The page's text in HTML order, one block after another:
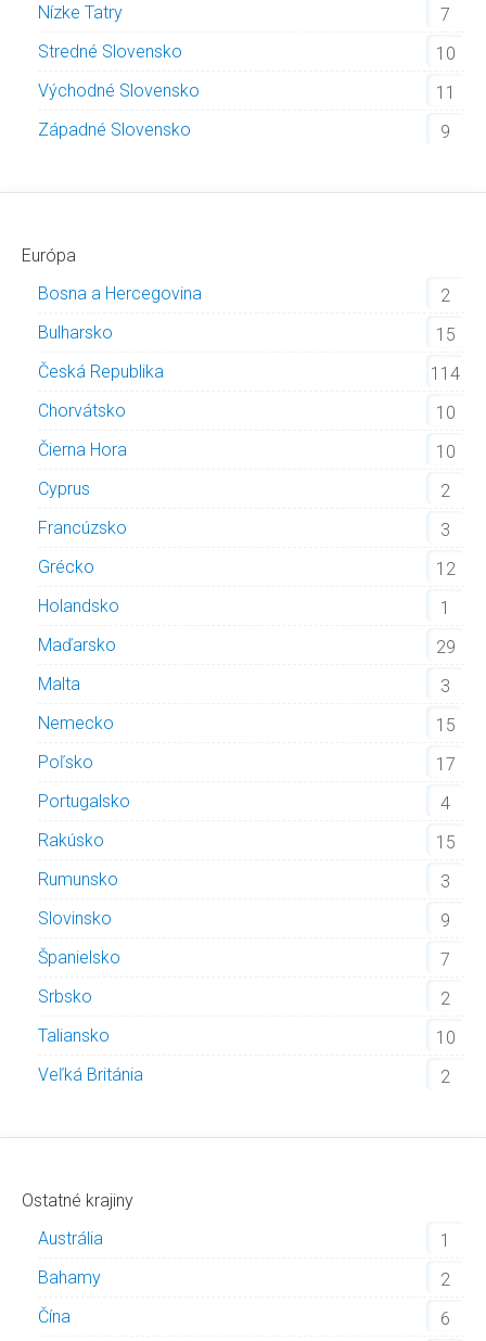
Nízke Tatry
7
Stredné Slovensko
10
Východné Slovensko
11
Západné Slovensko
9
Európa
Bosna a Hercegovina
2
Bulharsko
15
Česká Republika
114
Chorvátsko
10
Čierna Hora
10
Cyprus
2
Francúzsko
3
Grécko
12
Holandsko
1
Maďarsko
29
Malta
3
Nemecko
15
Poľsko
17
Portugalsko
4
Rakúsko
15
Rumunsko
3
Slovinsko
9
Španielsko
7
Srbsko
2
Taliansko
10
Veľká Británia
2
Ostatné krajiny
Austrália
1
Bahamy
2
Čína
6